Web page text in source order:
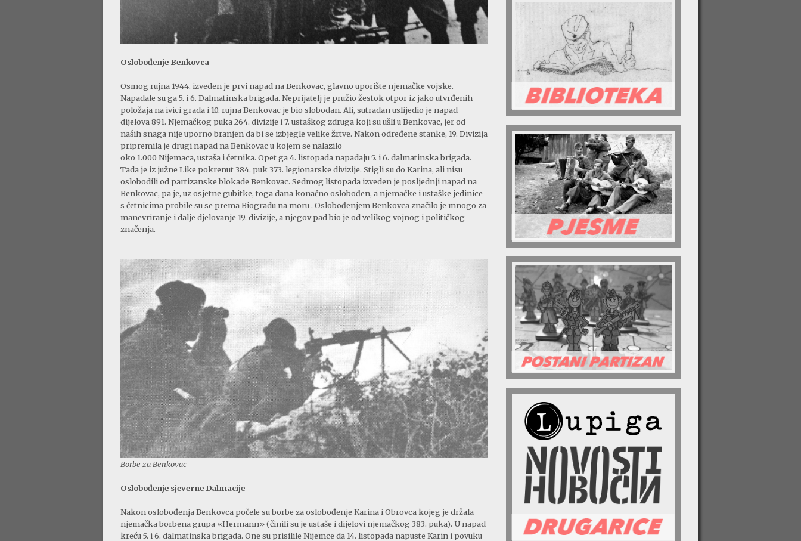
Oslobođenje Benkovca
Osmog rujna 1944. izveden je prvi napad na Benkovac, glavno uporište njemačke vojske.
Napadale su ga 5. i 6. Dalmatinska brigada. Neprijatelj je pružio žestok otpor iz jako utvrđenih
položaja na ivici grada i 10. rujna Benkovac je bio slobodan. Ali, sutradan uslijedio je napad
dijelova 891. Njemačkog puka 264. divizije i 7. ustaškog zdruga koji su ušli u Benkovac, jer od
naših snaga nije uporno branjen da bi se izbjegle velike žrtve. Nakon određene stanke, 19. Divizija
pripremila je drugi napad na Benkovac u kojem se nalazilo
oko 1.000 Nijemaca, ustaša i četnika. Opet ga 4. listopada napadaju 5. i 6. dalmatinska brigada.
Tada je iz južne Like pokrenut 384. puk 373. legionarske divizije. Stigli su do Karina, ali nisu
oslobodili od partizanske blokade Benkovac. Sedmog listopada izveden je posljednji napad na
Benkovac, pa je, uz osjetne gubitke, toga dana konačno oslobođen, a njemačke i ustaške jedinice
s četnicima probile su se prema Biogradu na moru . Oslobođenjem Benkovca značilo je mnogo za
manevriranje i dalje djelovanje 19. divizije, a njegov pad bio je od velikog vojnog i političkog
značenja.
Borbe za Benkovac
Oslobođenje sjeverne Dalmacije
Nakon oslobođenja Benkovca počele su borbe za oslobođenje Karina i Obrovca kojeg je držala
njemačka borbena grupa «Hermann» (činili su je ustaše i dijelovi njemačkog 383. puka). U napad
kreću 5. i 6. dalmatinska brigada. One su prisilile Nijemce da 14. listopada napuste Karin i povuku